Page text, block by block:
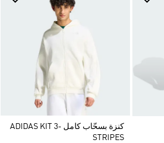
كنزة بسحّاب كامل ADIDAS KIT 3-
STRIPES